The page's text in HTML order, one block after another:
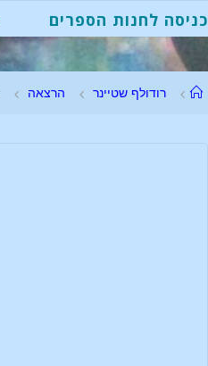
כניסה לחנות הספרים
רודולף שטיינר הרצאה